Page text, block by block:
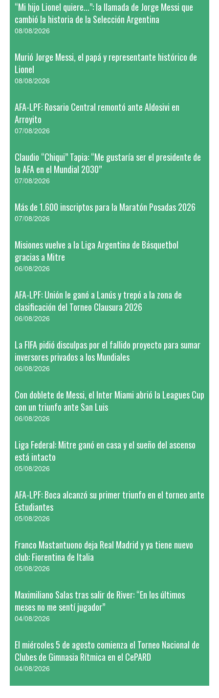
“Mi hijo Lionel quiere...”: la llamada de Jorge Messi que
cambió la historia de la Selección Argentina
08/08/2026
Murió Jorge Messi, el papá y representante histórico de
Lionel
08/08/2026
AFA-LPF: Rosario Central remontó ante Aldosivi en
Arroyito
07/08/2026
Claudio “Chiqui” Tapia: “Me gustaría ser el presidente de
la AFA en el Mundial 2030”
07/08/2026
Más de 1.600 inscriptos para la Maratón Posadas 2026
07/08/2026
Misiones vuelve a la Liga Argentina de Básquetbol
gracias a Mitre
06/08/2026
AFA-LPF: Unión le ganó a Lanús y trepó a la zona de
clasificación del Torneo Clausura 2026
06/08/2026
La FIFA pidió disculpas por el fallido proyecto para sumar
inversores privados a los Mundiales
06/08/2026
Con doblete de Messi, el Inter Miami abrió la Leagues Cup
con un triunfo ante San Luis
06/08/2026
Liga Federal: Mitre ganó en casa y el sueño del ascenso
está intacto
05/08/2026
AFA-LPF: Boca alcanzó su primer triunfo en el torneo ante
Estudiantes
05/08/2026
Franco Mastantuono deja Real Madrid y ya tiene nuevo
club: Fiorentina de Italia
05/08/2026
Maximiliano Salas tras salir de River: “En los últimos
meses no me sentí jugador”
04/08/2026
El miércoles 5 de agosto comienza el Torneo Nacional de
Clubes de Gimnasia Rítmica en el CePARD
04/08/2026